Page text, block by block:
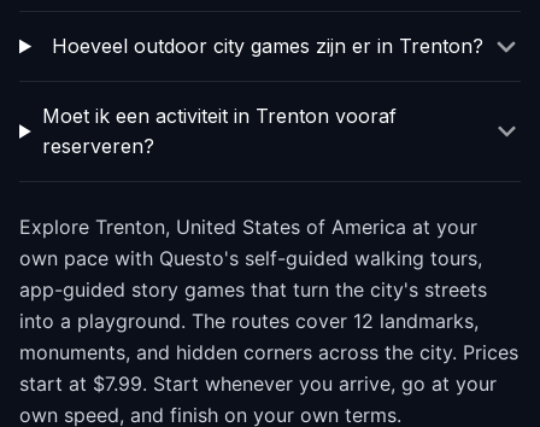
Hoeveel outdoor city games zijn er in Trenton?
Moet ik een activiteit in Trenton vooraf
reserveren?
Explore Trenton, United States of America at your
own pace with Questo's self-guided walking tours,
app-guided story games that turn the city's streets
into a playground. The routes cover 12 landmarks,
monuments, and hidden corners across the city. Prices
start at $7.99. Start whenever you arrive, go at your
own speed, and finish on your own terms.